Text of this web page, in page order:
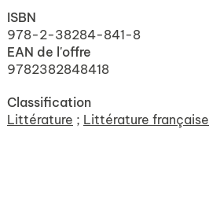
ISBN
978-2-38284-841-8
EAN de l'offre
9782382848418
Classification
Littérature ; Littérature française